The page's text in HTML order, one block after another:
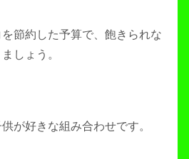
節約した予算で、飽きられな
しょう。
が好きな組み合わせです。